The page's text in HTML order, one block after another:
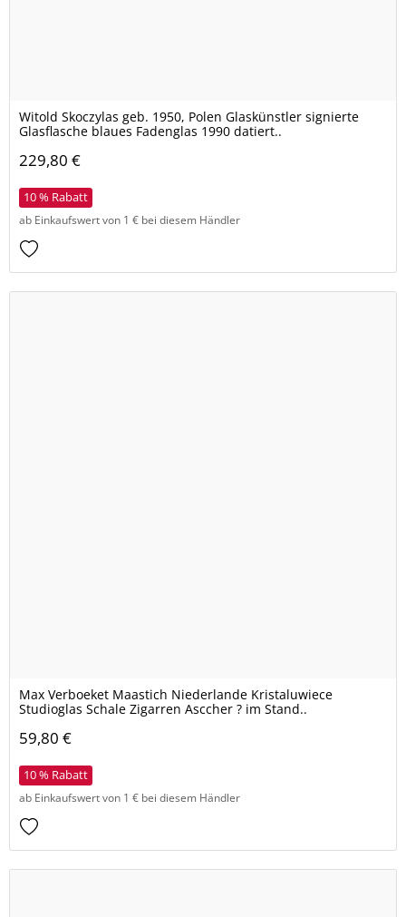
Witold Skoczylas geb. 1950, Polen Glaskünstler signierte
Glasflasche blaues Fadenglas 1990 datiert..
229,80 €
10 % Rabatt
ab Einkaufswert von 1 € bei diesem Händler
Max Verboeket Maastich Niederlande Kristaluwiece
Studioglas Schale Zigarren Asccher ? im Stand..
59,80 €
10 % Rabatt
ab Einkaufswert von 1 € bei diesem Händler